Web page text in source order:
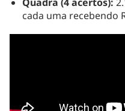
cada uma recebendo